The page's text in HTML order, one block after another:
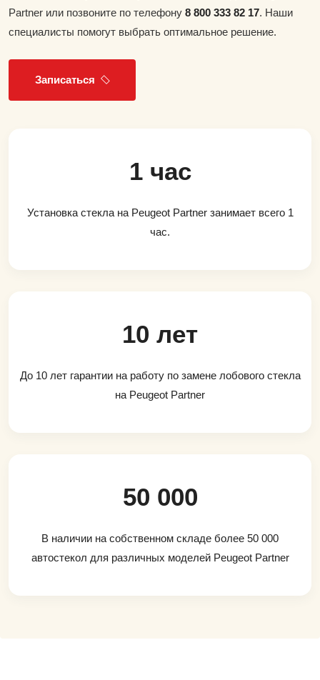
Partner или позвоните по телефону 8 800 333 82 17. Наши
специалисты помогут выбрать оптимальное решение.
Записаться
1 час
Установка стекла на Peugeot Partner занимает всего 1
час.
10 лет
До 10 лет гарантии на работу по замене лобового стекла
на Peugeot Partner
50 000
В наличии на собственном складе более 50 000
автостекол для различных моделей Peugeot Partner